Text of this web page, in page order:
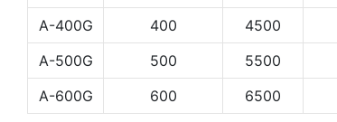
A-400G
400 4500
A-500G
500 5500
A-600G
600 6500